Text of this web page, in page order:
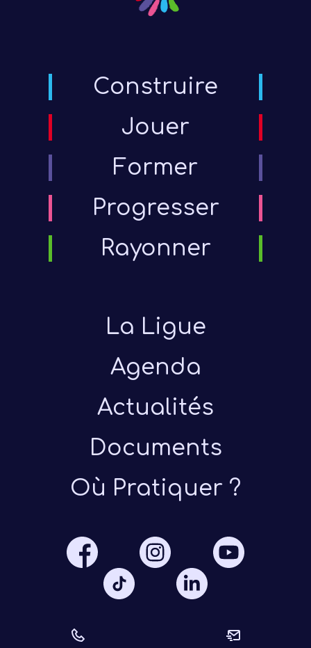
Construire
Jouer
Former
Progresser
Rayonner
La Ligue
Agenda
Actualités
Documents
Où Pratiquer ?